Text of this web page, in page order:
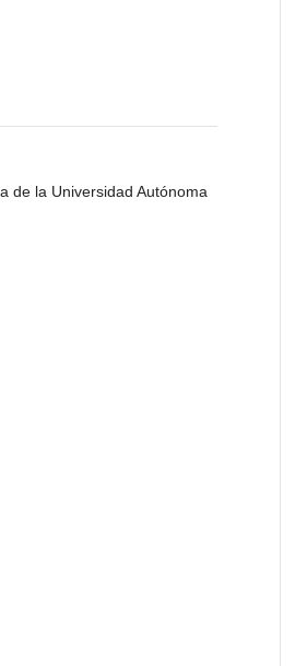
de la Universidad Autónoma